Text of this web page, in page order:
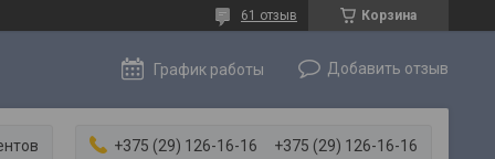
Корзина
61 отзыв
График работы Добавить отзыв
+375 (29) 126-16-16 +375 (29) 126-16-16